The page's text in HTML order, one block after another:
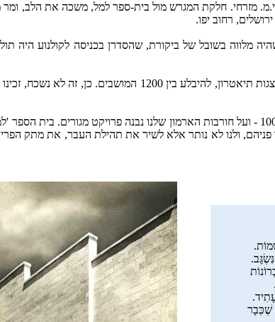
במצגת היפהפייה, קולנוע אדיסון הוקם בשנת 1932, על ידי י.מ. מזרחי. חלקת המגרש
רחוב יפו.
מלווה בשובל של ביקורת, שהסדרן בכניסה לקולנוע
אכן זה היה מחוז כיסופים: לכאן באנו כילדים וכנערים
כמו מבנים היסטוריים רבים, המבנה המלכותי נמכר כמיזם נדל''ן בשנת 10002 - ועל חורבות
ולנו לא נותר אלא לשיר את תהילת העבר, את מתק
שֶׁכְּבָר